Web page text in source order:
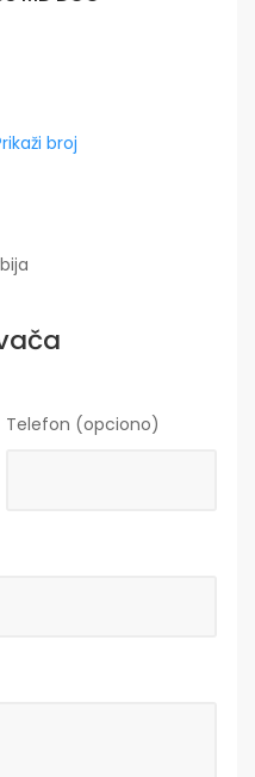
broj
Telefon (opciono)